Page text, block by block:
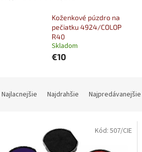
Koženkové púzdro na
pečiatku 4924/COLOP
R40
Skladom
€10
Najlacnejšie Najdrahšie Najpredávanejšie
Kód: 507/CIE